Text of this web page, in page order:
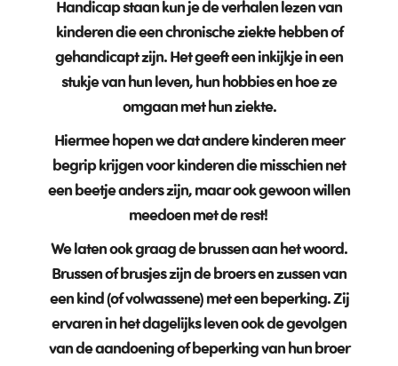
Handicap staan kun je de verhalen lezen van
kinderen die een chronische ziekte hebben of
gehandicapt zijn. Het geeft een inkijkje in een
stukje van hun leven, hun hobbies en hoe ze
omgaan met hun ziekte.
Hiermee hopen we dat andere kinderen meer
begrip krijgen voor kinderen die misschien net
een beetje anders zijn, maar ook gewoon willen
meedoen met de rest!
We laten ook graag de brussen aan het woord.
Brussen of brusjes zijn de broers en zussen van
een kind (of volwassene) met een beperking. Zij
ervaren in het dagelijks leven ook de gevolgen
van de aandoening of beperking van hun broer